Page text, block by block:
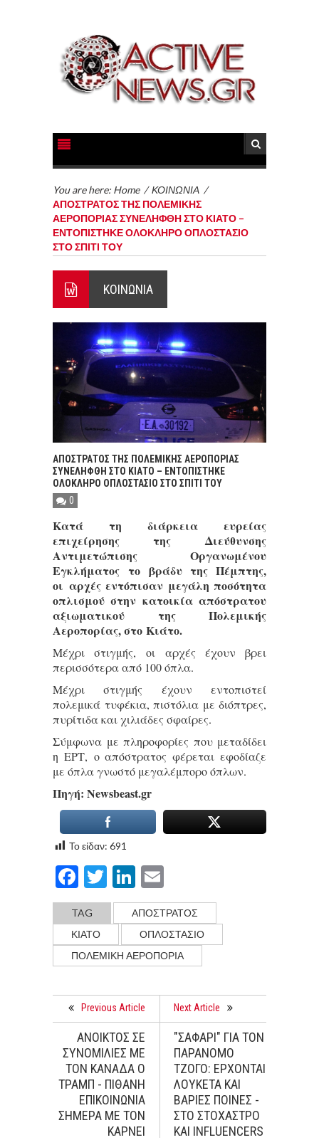
You are here: Home /ΚΟΙΝΩΝΙΑ /
ΑΠΟΣΤΡΑΤΟΣ ΤΗΣ ΠΟΛΕΜΙΚΗΣ
ΑΕΡΟΠΟΡΙΑΣ ΣΥΝΕΛΗΦΘΗ ΣΤΟ ΚΙΑΤΟ –
ΕΝΤΟΠΙΣΤΗΚΕ ΟΛΟΚΛΗΡΟ ΟΠΛΟΣΤΑΣΙΟ
ΣΤΟ ΣΠΙΤΙ ΤΟΥ
ΚΟΙΝΩΝΙΑ
ΑΠΟΣΤΡΑΤΟΣ ΤΗΣ ΠΟΛΕΜΙΚΗΣ ΑΕΡΟΠΟΡΙΑΣ
ΣΥΝΕΛΗΦΘΗ ΣΤΟ ΚΙΑΤΟ – ΕΝΤΟΠΙΣΤΗΚΕ
ΟΛΟΚΛΗΡΟ ΟΠΛΟΣΤΑΣΙΟ ΣΤΟ ΣΠΙΤΙ ΤΟΥ
0
Κατά τη διάρκεια ευρείας
επιχείρησης της Διεύθυνσης
Αντιμετώπισης Οργανωμένου
Εγκλήματος το βράδυ της Πέμπτης,
οι αρχές εντόπισαν μεγάλη ποσότητα
οπλισμού στην κατοικία απόστρατου
αξιωματικού της Πολεμικής
Αεροπορίας, στο Κιάτο.
Μέχρι στιγμής, οι αρχές έχουν βρει
περισσότερα από 100 όπλα.
Μέχρι στιγμής έχουν εντοπιστεί
πολεμικά τυφέκια, πιστόλια με διόπτρες,
πυρίτιδα και χιλιάδες σφαίρες.
Σύμφωνα με πληροφορίες που μεταδίδει
η ΕΡΤ, ο απόστρατος φέρεται εφοδίαζε
με όπλα γνωστό μεγαλέμπορο όπλων.
Πηγή: Νewsbeast.gr
Το είδαν: 691
Facebook
TwitterLinkedIn
TAG
ΑΠΟΣΤΡΑΤΟΣ
ΚΙΑΤΟ
ΟΠΛΟΣΤΑΣΙΟ
ΠΟΛΕΜΙΚΗ ΑΕΡΟΠΟΡΙΑ
Previous Article
ΑΝΟΙΚΤΟΣ ΣΕ
ΣΥΝΟΜΙΛΙΕΣ ΜΕ
ΤΟΝ ΚΑΝΑΔΑ Ο
ΤΡΑΜΠ - ΠΙΘΑΝΗ
ΕΠΙΚΟΙΝΩΝΙΑ
ΣΗΜΕΡΑ ΜΕ ΤΟΝ
ΚΑΡΝΕΙ
Next Article
"ΣΑΦΑΡΙ" ΓΙΑ ΤΟΝ
ΠΑΡΑΝΟΜΟ
ΤΖΟΓΟ: ΕΡΧΟΝΤΑΙ
ΛΟΥΚΕΤΑ ΚΑΙ
ΒΑΡΙΕΣ ΠΟΙΝΕΣ -
ΣΤΟ ΣΤΟΧΑΣΤΡΟ
ΚΑΙ INFLUENCERS